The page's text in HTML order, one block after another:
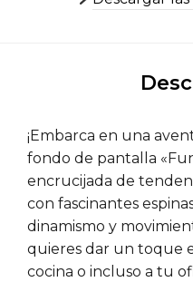
¡Embarca en una
fondo de pantalla
encrucijada de
con fascinantes
dinamismo y
quieres dar un toque
cocina o incluso a tu